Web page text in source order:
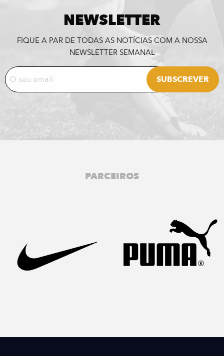
NEWSLETTER
FIQUE A PAR DE TODAS AS NOTÍCIAS COM A NOSSA
NEWSLETTER SEMANAL
PARCEIROS